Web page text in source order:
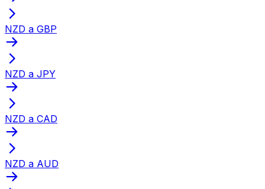
NZD a GBP
NZD a JPY
NZD a CAD
NZD a AUD